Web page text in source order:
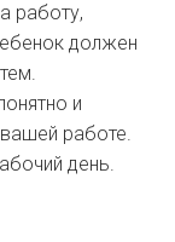
работу,
должен
и
работе.
день.